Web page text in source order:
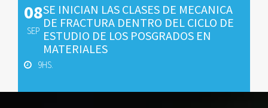
08
SEP
SE INICIAN LAS CLASES DE MECANICA
DE FRACTURA DENTRO DEL CICLO DE
ESTUDIO DE LOS POSGRADOS EN
MATERIALES
9HS.